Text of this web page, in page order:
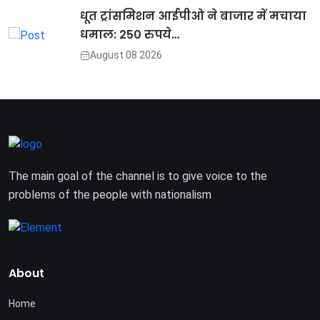
धूत ट्रांसमिशन आईपीओ ने बाजार में मचाया
धमाल: 250 रुपये…
August 08 2026
The main goal of the channel is to give voice to the
problems of the people with nationalism
About
Home